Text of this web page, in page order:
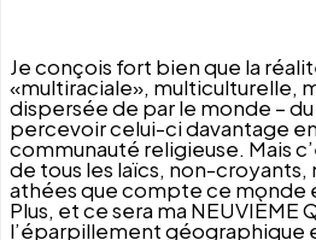
Je conçois fort bien que la
«multiraciale», multiculturelle,
dispersée de par le monde –
percevoir celui-ci davantage
communauté religieuse. Mais
de tous les laïcs, non-
athées que compte ce monde
Plus, et ce sera ma NEUVIÈME
l’éparpillement géographique